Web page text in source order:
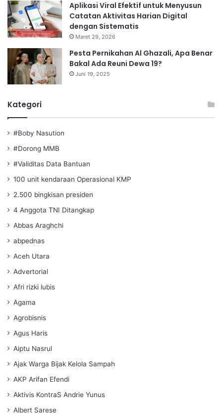
Aplikasi Viral Efektif untuk Menyusun
Catatan Aktivitas Harian Digital
dengan Sistematis
Maret 29, 2026
Pesta Pernikahan Al Ghazali, Apa Benar
Bakal Ada Reuni Dewa 19?
Juni 19, 2025
Kategori
#Boby Nasution
#Dorong MMB
#Validitas Data Bantuan
100 unit kendaraan Operasional KMP
2.500 bingkisan presiden
4 Anggota TNI Ditangkap
Abbas Araghchi
abpednas
Aceh Utara
Advertorial
Afri rizki lubis
Agama
Agrobisnis
Agus Haris
Aiptu Nasrul
Ajak Warga Bijak Kelola Sampah
AKP Arifan Efendi
Aktivis KontraS Andrie Yunus
Albert Sarese